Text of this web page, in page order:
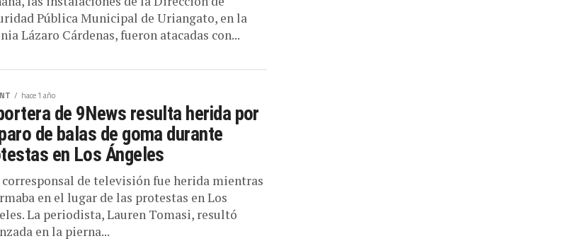
Pública Municipal de Uriangato, en la
Lázaro Cárdenas, fueron atacadas con...
hace 1 año
de 9News resulta herida por
de balas de goma durante
en Los Ángeles
corresponsal de televisión fue herida mientras
en el lugar de las protestas en Los
La periodista, Lauren Tomasi, resultó
en la pierna...